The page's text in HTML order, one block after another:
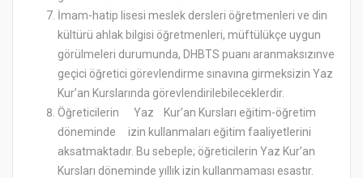
İmam-hatip lisesi meslek dersleri öğretmenleri ve din
kültürü ahlak bilgisi öğretmenleri, müftülükçe uygun
görülmeleri durumunda, DHBTS puanı aranmaksızınve
geçici öğretici görevlendirme sınavına girmeksizin Yaz
Kur’an Kurslarında görevlendirilebileceklerdir.
Öğreticilerin Yaz Kur’an Kursları eğitim-öğretim
döneminde izin kullanmaları eğitim faaliyetlerini
aksatmaktadır. Bu sebeple; öğreticilerin Yaz Kur’an
Kursları döneminde yıllık izin kullanmaması esastır.